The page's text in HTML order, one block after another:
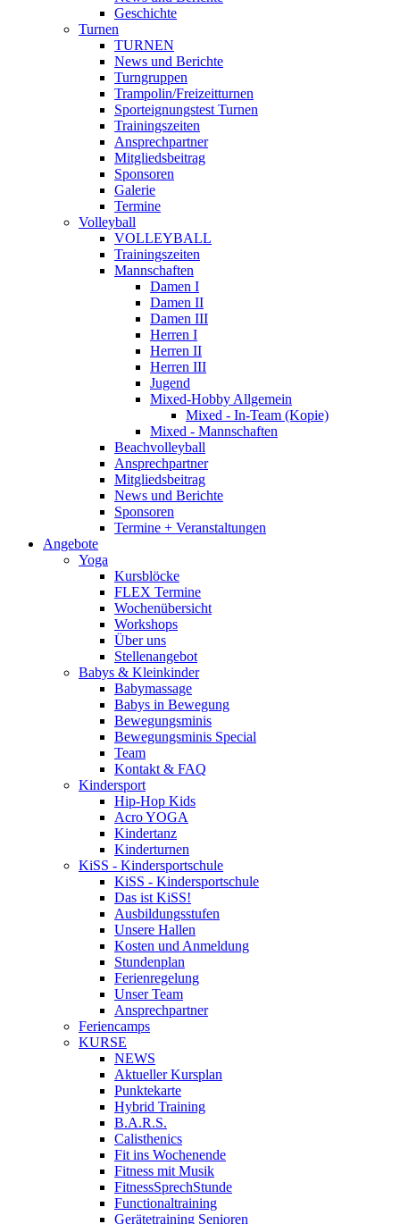
Geschichte
Turnen
TURNEN
News und Berichte
Turngruppen
Trampolin/Freizeitturnen
Sporteignungstest Turnen
Trainingszeiten
Ansprechpartner
Mitgliedsbeitrag
Sponsoren
Galerie
Termine
Volleyball
VOLLEYBALL
Trainingszeiten
Mannschaften
Damen I
Damen II
Damen III
Herren I
Herren II
Herren III
Jugend
Mixed-Hobby Allgemein
Mixed - In-Team (Kopie)
Mixed - Mannschaften
Beachvolleyball
Ansprechpartner
Mitgliedsbeitrag
News und Berichte
Sponsoren
Termine + Veranstaltungen
Angebote
Yoga
Kursblöcke
FLEX Termine
Wochenübersicht
Workshops
Über uns
Stellenangebot
Babys & Kleinkinder
Babymassage
Babys in Bewegung
Bewegungsminis
Bewegungsminis Special
Team
Kontakt & FAQ
Kindersport
Hip-Hop Kids
Acro YOGA
Kindertanz
Kinderturnen
KiSS - Kindersportschule
KiSS - Kindersportschule
Das ist KiSS!
Ausbildungsstufen
Unsere Hallen
Kosten und Anmeldung
Stundenplan
Ferienregelung
Unser Team
Ansprechpartner
Feriencamps
KURSE
NEWS
Aktueller Kursplan
Punktekarte
Hybrid Training
B.A.R.S.
Calisthenics
Fit ins Wochenende
Fitness mit Musik
FitnessSprechStunde
Functionaltraining
Gerätetraining Senioren